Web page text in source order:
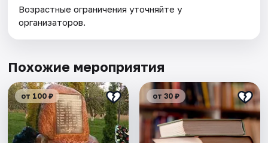
Возрастные ограничения уточняйте у
организаторов.
Похожие мероприятия
от 100 ₽ от 30 ₽